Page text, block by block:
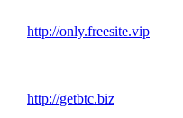
http://only.freesite.vip
http://getbtc.biz